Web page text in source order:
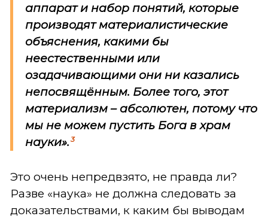
аппарат и набор понятий, которые
производят материалистические
объяснения, какими бы
неестественными или
озадачивающими они ни казались
непосвящённым. Более того, этот
материализм – абсолютен, потому что
мы не можем пустить Бога в храм
науки». 3
Это очень непредвзято, не правда ли?
Разве «наука» не должна следовать за
доказательствами, к каким бы выводам